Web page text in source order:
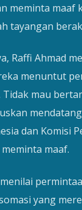
meminta maaf
tayangan
Raffi Ahmad
menuntut
mau
dan Komisi
maaf.
yang